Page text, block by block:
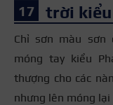
trời kiểu
Chỉ sơn màu sơn
móng tay kiểu
thượng cho các
nhưng lên móng